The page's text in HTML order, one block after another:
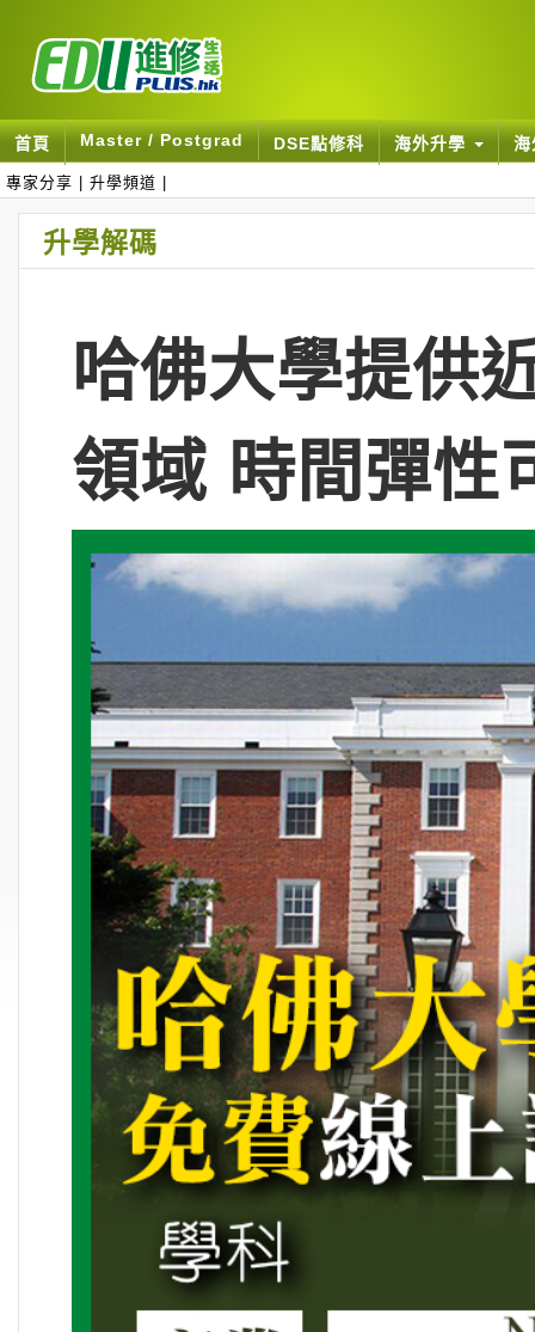
首頁 Master / Postgrad DSE點修科 海外升學
專家分享 升學頻道
升學解碼
哈佛大學提供
領域 時間彈性